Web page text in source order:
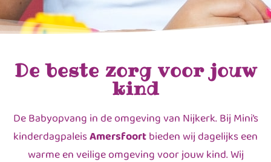
De beste zorg voor jouw
kind
De Babyopvang in de omgeving van Nijkerk. Bij Mini’s
kinderdagpaleisAmersfoortbieden wij dagelijks een
warme en veilige omgeving voor jouw kind. Wij